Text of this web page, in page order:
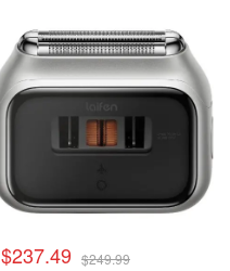
$237.49 $249.99